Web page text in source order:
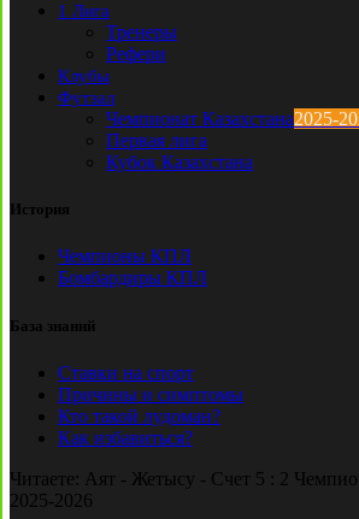
1 Лига
Тренеры
Рефери
Клубы
Футзал
Чемпионат Казахстана2025-
Первая лига
Кубок Казахстана
История
Чемпионы КПЛ
Бомбардиры КПЛ
База знаний
Ставки на спорт
Причины и симптомы
Кто такой лудоман?
Как избавиться?
Читаете: Аят - Жетысу - Счет 5 : 2
2025-2026